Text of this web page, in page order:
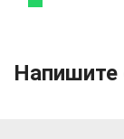
Напишите